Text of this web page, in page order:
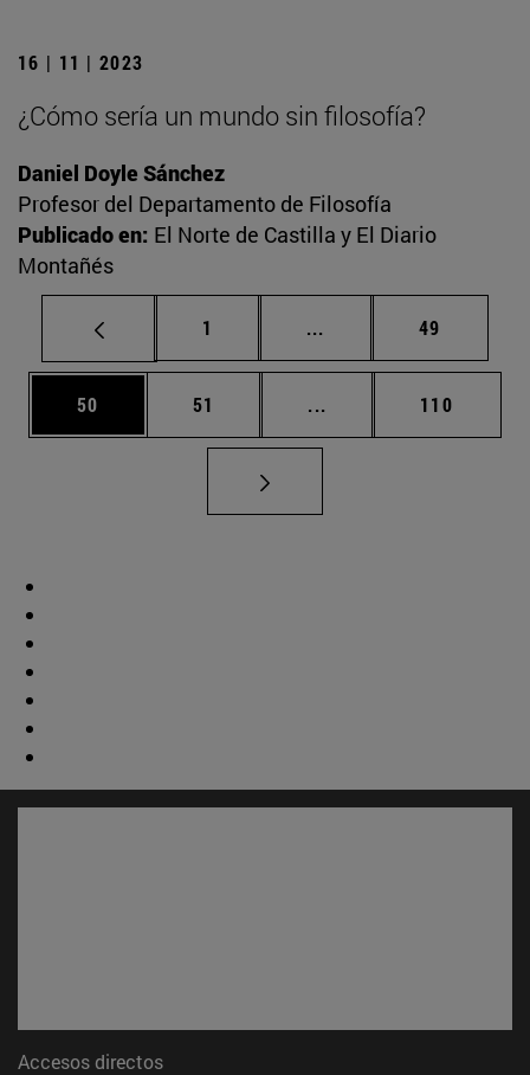
16 | 11 | 2023
¿Cómo sería un mundo sin filosofía?
Daniel Doyle Sánchez
Profesor del Departamento de Filosofía
Publicado en: El Norte de Castilla y El Diario
Montañés
Página
1 ... Páginas intermedias
Página
49
Página
50 Página
51 ... Páginas intermedias
Página
110
Accesos directos